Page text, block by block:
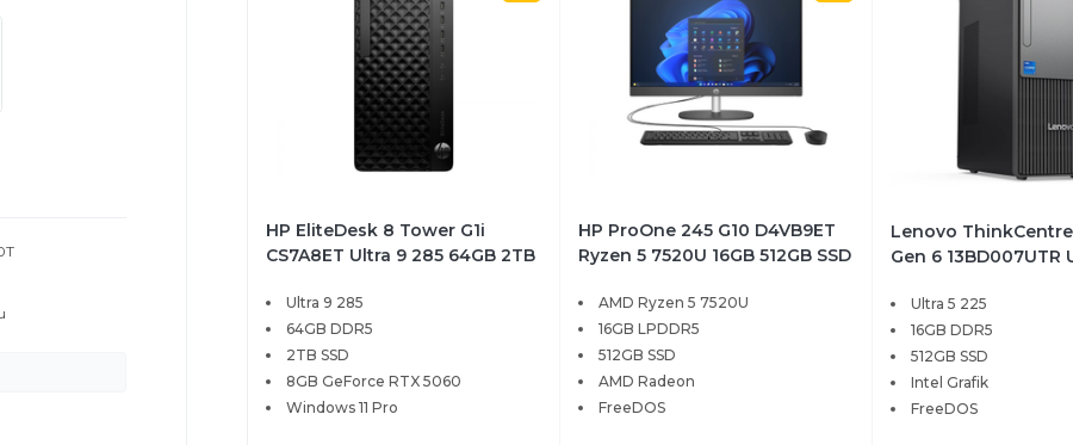
HP EliteDesk 8 Tower G1i
CS7A8ET Ultra 9 285 64GB 2TB
ProUltra 9 285
64GB DDR5
2TB SSD
8GB GeForce RTX 5060
Windows 11 Pro
HP ProOne 245 G10 D4VB9ET
Ryzen 5 7520U 16GB 512GB SSD
AMD Ryzen 5 7520U
16GB LPDDR5
512GB SSD
AMD Radeon
FreeDOS
Lenovo
Gen 6 13BD007UTR
Ultra 5 225
16GB DDR5
512GB SSD
Intel Grafik
FreeDOS